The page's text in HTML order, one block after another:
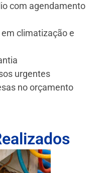
com agendamento
climatização e
urgentes
no orçamento